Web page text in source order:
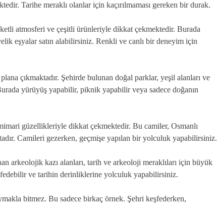
Tarihe meraklı olanlar için kaçırılmaması gereken bir durak.
atmosferi ve çeşitli ürünleriyle dikkat çekmektedir. Burada
eşyalar satın alabilirsiniz. Renkli ve canlı bir deneyim için
çıkmaktadır. Şehirde bulunan doğal parklar, yeşil alanları ve
yürüyüş yapabilir, piknik yapabilir veya sadece doğanın
güzellikleriyle dikkat çekmektedir. Bu camiler, Osmanlı
Camileri gezerken, geçmişe yapılan bir yolculuk yapabilirsiniz.
arkeolojik kazı alanları, tarih ve arkeoloji meraklıları için büyük
ve tarihin derinliklerine yolculuk yapabilirsiniz.
bitmez. Bu sadece birkaç örnek. Şehri keşfederken,